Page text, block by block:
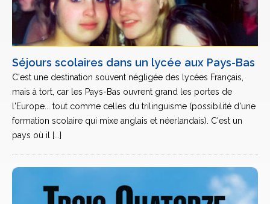
Séjours scolaires dans un lycée aux Pays-Bas
C'est une destination souvent négligée des lycées Français,
mais à tort, car les Pays-Bas ouvrent grand les portes de
l'Europe... tout comme celles du trilinguisme (possibilité d'une
formation scolaire qui mixe anglais et néerlandais). C'est un
pays où il [...]